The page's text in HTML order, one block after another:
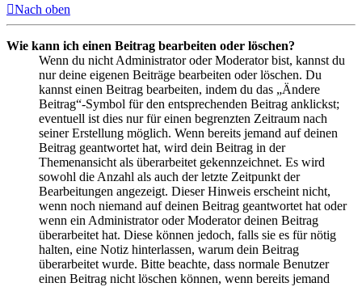
Nach oben
Wie kann ich einen Beitrag bearbeiten oder löschen?
Wenn du nicht Administrator oder Moderator bist, kannst du
nur deine eigenen Beiträge bearbeiten oder löschen. Du
kannst einen Beitrag bearbeiten, indem du das „Ändere
Beitrag“-Symbol für den entsprechenden Beitrag anklickst;
eventuell ist dies nur für einen begrenzten Zeitraum nach
seiner Erstellung möglich. Wenn bereits jemand auf deinen
Beitrag geantwortet hat, wird dein Beitrag in der
Themenansicht als überarbeitet gekennzeichnet. Es wird
sowohl die Anzahl als auch der letzte Zeitpunkt der
Bearbeitungen angezeigt. Dieser Hinweis erscheint nicht,
wenn noch niemand auf deinen Beitrag geantwortet hat oder
wenn ein Administrator oder Moderator deinen Beitrag
überarbeitet hat. Diese können jedoch, falls sie es für nötig
halten, eine Notiz hinterlassen, warum dein Beitrag
überarbeitet wurde. Bitte beachte, dass normale Benutzer
einen Beitrag nicht löschen können, wenn bereits jemand